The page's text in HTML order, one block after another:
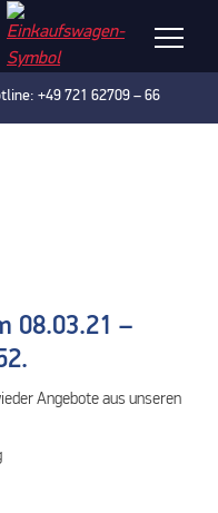
+49 721 62709 – 66
08.03.21 –
Angebote aus unseren